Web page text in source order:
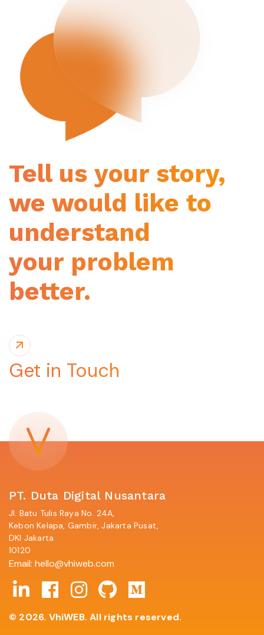
Tell us your story,
we would like to
understand
your problem
better.
Get in Touch
PT. Duta Digital Nusantara
Jl. Batu Tulis Raya No. 24A,
Kebon Kelapa, Gambir, Jakarta Pusat,
DKI Jakarta
10120
Email: hello@vhiweb.com
© 2026. VhiWEB. All rights reserved.